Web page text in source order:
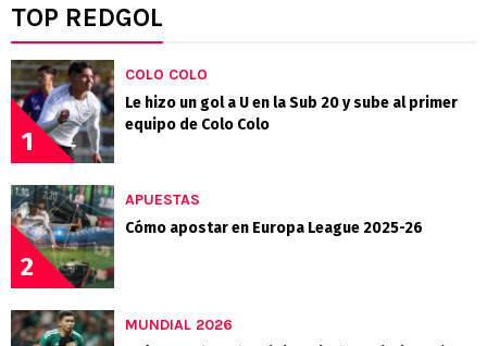
TOP REDGOL
1
COLO COLO
Le hizo un gol a U en la Sub 20 y sube al primer
equipo de Colo Colo
2
APUESTAS
Cómo apostar en Europa League 2025-26
MUNDIAL 2026